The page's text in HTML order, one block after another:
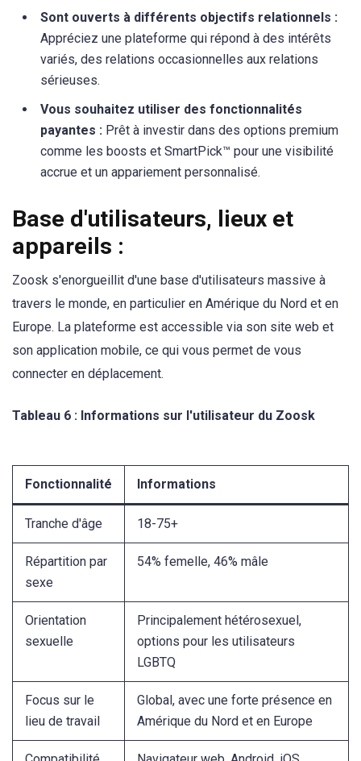
Sont ouverts à différents objectifs relationnels :
Appréciez une plateforme qui répond à des intérêts
variés, des relations occasionnelles aux relations
sérieuses.
Vous souhaitez utiliser des fonctionnalités
payantes : Prêt à investir dans des options premium
comme les boosts et SmartPick™ pour une visibilité
accrue et un appariement personnalisé.
Base d'utilisateurs, lieux et
appareils :
Zoosk s'enorgueillit d'une base d'utilisateurs massive à
travers le monde, en particulier en Amérique du Nord et en
Europe. La plateforme est accessible via son site web et
son application mobile, ce qui vous permet de vous
connecter en déplacement.
Tableau 6 : Informations sur l'utilisateur du Zoosk
Fonctionnalité Informations
Tranche d'âge 18-75+
Répartition par
sexe
54% femelle, 46% mâle
Orientation
sexuelle
Principalement hétérosexuel,
options pour les utilisateurs
LGBTQ
Focus sur le
lieu de travail
Global, avec une forte présence en
Amérique du Nord et en Europe